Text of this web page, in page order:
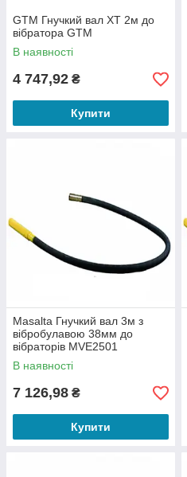
GTM Гнучкий вал XT 2м до
вібратора GTM
В наявності
4 747,92 ₴
Купити
Masalta Гнучкий вал 3м з
вібробулавою 38мм до
вібраторів MVE2501
В наявності
7 126,98 ₴
Купити